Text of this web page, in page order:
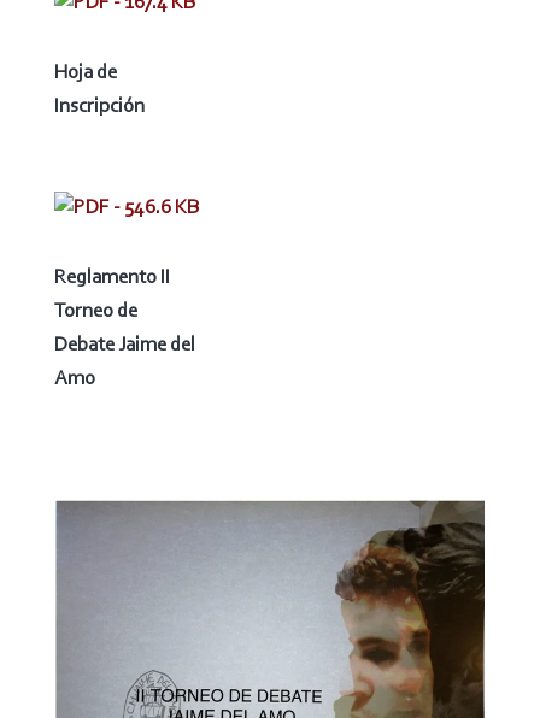
Hoja de
Inscripción
Reglamento II
Torneo de
Debate Jaime del
Amo